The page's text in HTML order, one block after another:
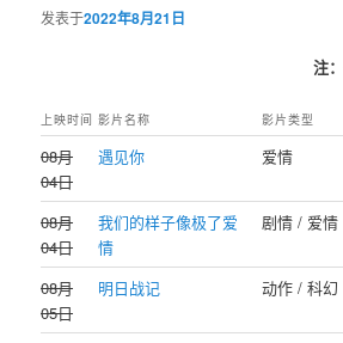
发表于2022年8月21日
注：
上映时间 影片名称 影片类型
08月
04日
遇见你 爱情
08月
04日
我们的样子像极了爱
情
剧情 / 爱情
08月
05日
明日战记 动作 / 科幻